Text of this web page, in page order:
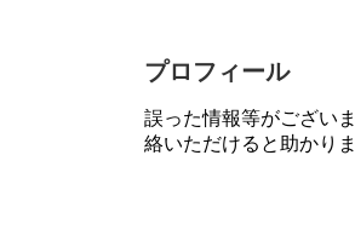
プロフィール
誤った情報等がござい
絡いただけると助かりま